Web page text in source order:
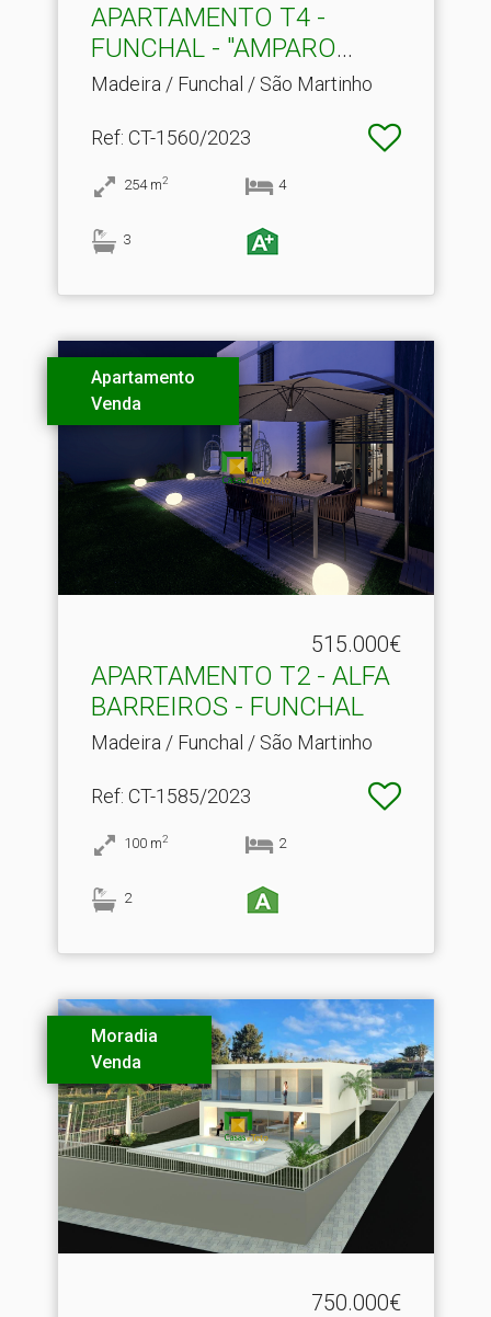
APARTAMENTO T4 -
FUNCHAL - "AMPARO
VIEW"
Madeira / Funchal / São Martinho
Ref: CT-1560/2023
254 m2 4
3
Apartamento
Venda
515.000€
APARTAMENTO T2 - ALFA
BARREIROS - FUNCHAL
Madeira / Funchal / São Martinho
Ref: CT-1585/2023
100 m2 2
2
Moradia
Venda
750.000€